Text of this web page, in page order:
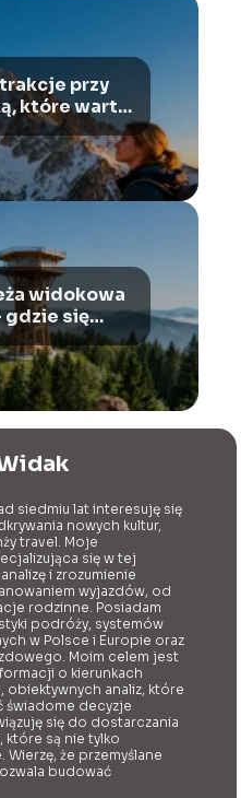
przy
które warto
widokowa
gdzie się
siedmiu lat interesuję się
nowych kultur,
travel. Moje
się w tej
i zrozumienie
wyjazdów, od
rodzinne. Posiadam
podróży, systemów
w Polsce i Europie oraz
Moim celem jest
o kierunkach
analiz, które
decyzje
się do dostarczania
które są nie tylko
że przemyślane
budować